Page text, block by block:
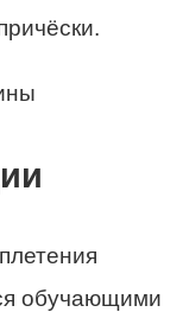
обучающими